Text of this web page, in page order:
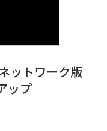
ットワーク版
ップ